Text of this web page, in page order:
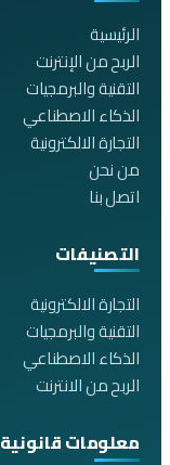
الرئيسية
الربح من الإنترنت
التقنية والبرمجيات
الذكاء الاصطناعي
التجارة الالكترونية
من نحن
اتصل بنا
التصنيفات
التجارة الالكترونية
التقنية والبرمجيات
الذكاء الاصطناعي
الربح من الانترنت
معلومات قانونية